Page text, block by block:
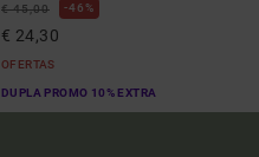
€ 45,00 46%
€ 24,30
OFERTAS
DUPLA PROMO 10% EXTRA